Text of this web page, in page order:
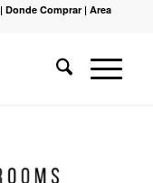
|Donde Comprar |Area